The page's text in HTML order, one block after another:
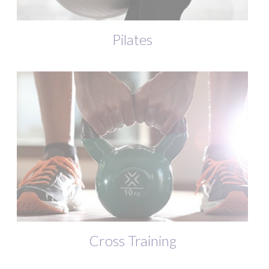
Pilates
Cross Training